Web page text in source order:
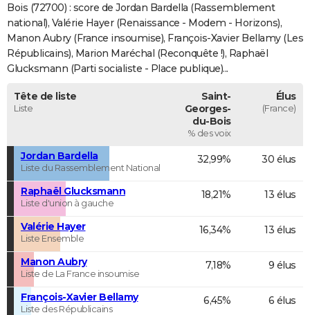
FORUM
Bricolage
Lifestyle
Culture
Sport
Auto
Television
Voyage
Cinema
Bois (72700) : score de Jordan Bardella (Rassemblement
national), Valérie Hayer (Renaissance - Modem - Horizons),
Manon Aubry (France insoumise), François-Xavier Bellamy (Les
Républicains), Marion Maréchal (Reconquête !), Raphaël
Glucksmann (Parti socialiste - Place publique)...
Tête de liste
Liste
Saint-
Georges-
du-Bois
% des voix
Élus
(France)
Jordan Bardella
Liste du Rassemblement National
32,99% 30 élus
Raphaël Glucksmann
Liste d'union à gauche
18,21% 13 élus
Valérie Hayer
Liste Ensemble
16,34% 13 élus
Manon Aubry
Liste de La France insoumise
7,18% 9 élus
François-Xavier Bellamy
Liste des Républicains
6,45% 6 élus